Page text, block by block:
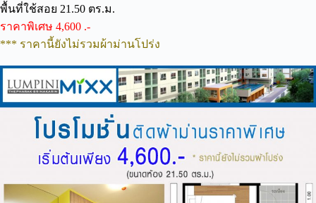
พื้นที่ใช้สอย 21.50 ตร.ม.
ราคาพิเศษ 4,600 .-
*** ราคานี้ยังไม่รวมผ้าม่านโปร่ง